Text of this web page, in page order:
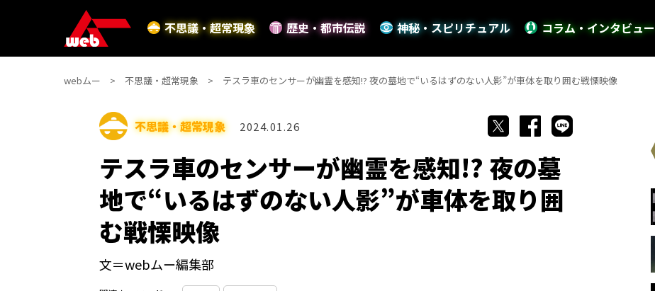
不思議・超常現象 歴史・都市伝説 神秘・スピリチュアル コラム・インタビュー
webムー 不思議・超常現象 テスラ車のセンサーが幽霊を感知!? 夜の墓地で“いるはずのない人影”が車体を取り囲む戦慄映像
不思議・超常現象 2024.01.26
テスラ車のセンサーが幽霊を感知!? 夜の墓
地で“いるはずのない人影”が車体を取り囲
む戦慄映像
文＝webムー編集部